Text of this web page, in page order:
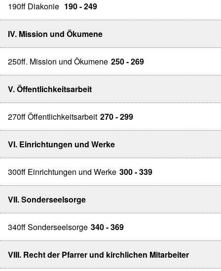
190ff Diakonie 190 - 249
IV. Mission und Ökumene
250ff. Mission und Ökumene 250 - 269
V. Öffentlichkeitsarbeit
270ff Öffentlichkeitsarbeit 270 - 299
VI. Einrichtungen und Werke
300ff Einrichtungen und Werke 300 - 339
VII. Sonderseelsorge
340ff Sonderseelsorge 340 - 369
VIII. Recht der Pfarrer und kirchlichen Mitarbeiter